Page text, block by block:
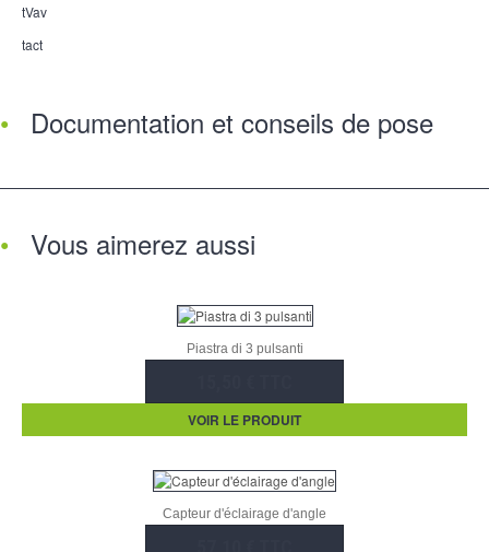
tVav
tact
Documentation et conseils de pose
Vous aimerez aussi
Piastra di 3 pulsanti
VOIR LE PRODUIT
Capteur d'éclairage d'angle